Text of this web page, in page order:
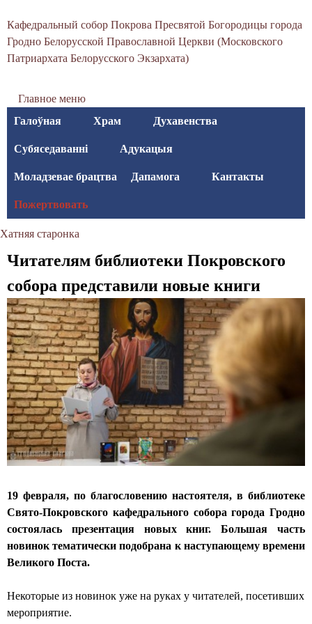
асноўнага
в
я
о
к
р
о
в
с
к
и
й
к
а
ф
е
д
р
а
л
ь
Кафедральный собор Покрова Пресвятой Богородицы города
Гродно Белорусской Православной Церкви (Московского
Патриархата Белорусского Экзархата)
Главное меню
Галоўная
Храм Духавенства
Субяседаванні Адукацыя
Моладзевае брацтва Дапамога Кантакты
Пожертвовать
тут
Хатняя старонка
Читателям библиотеки Покровского
собора представили новые книги
19 февраля, по благословению настоятеля, в библиотеке
Свято-Покровского кафедрального собора города Гродно
состоялась презентация новых книг. Большая часть
новинок тематически подобрана к наступающему времени
Великого Поста.
Некоторые из новинок уже на руках у читателей, посетивших
мероприятие.